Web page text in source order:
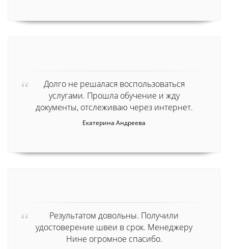
Долго не решалася воспользоваться
услугами. Прошла обучение и жду
документы, отслеживаю через интернет.
Екатерина Андреева
Результатом довольны. Получили
удостоверение швеи в срок. Менеджеру
Нине огромное спасибо.